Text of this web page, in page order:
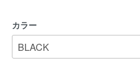
カラー